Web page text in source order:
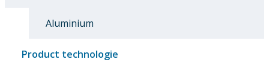
Aluminium
Product technologie